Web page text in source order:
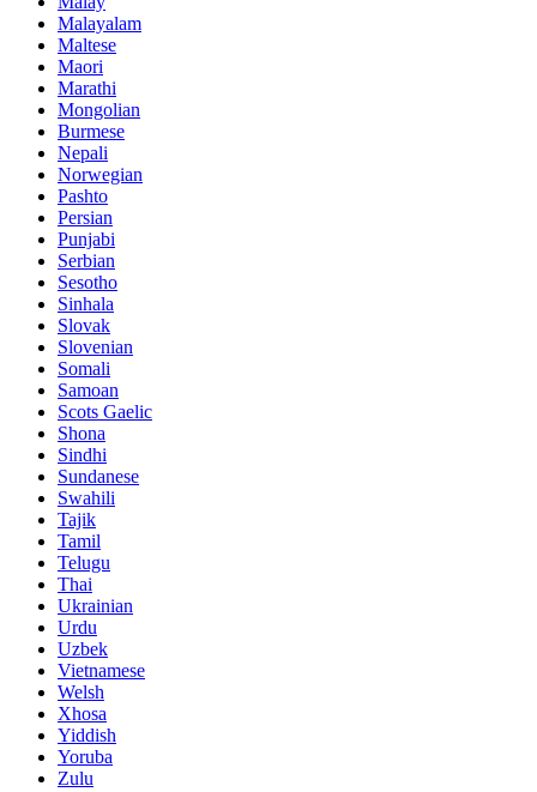
Malayalam
Maltese
Maori
Marathi
Mongolian
Burmese
Nepali
Norwegian
Pashto
Persian
Punjabi
Serbian
Sesotho
Sinhala
Slovak
Slovenian
Somali
Samoan
Scots Gaelic
Shona
Sindhi
Sundanese
Swahili
Tajik
Tamil
Telugu
Thai
Ukrainian
Urdu
Uzbek
Vietnamese
Welsh
Xhosa
Yiddish
Yoruba
Zulu